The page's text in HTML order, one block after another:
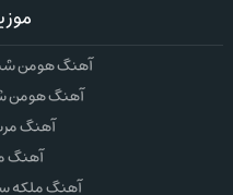
آهنگ هومن
آهنگ هومن
آهنگ
آهنگ
آهنگ ملکه